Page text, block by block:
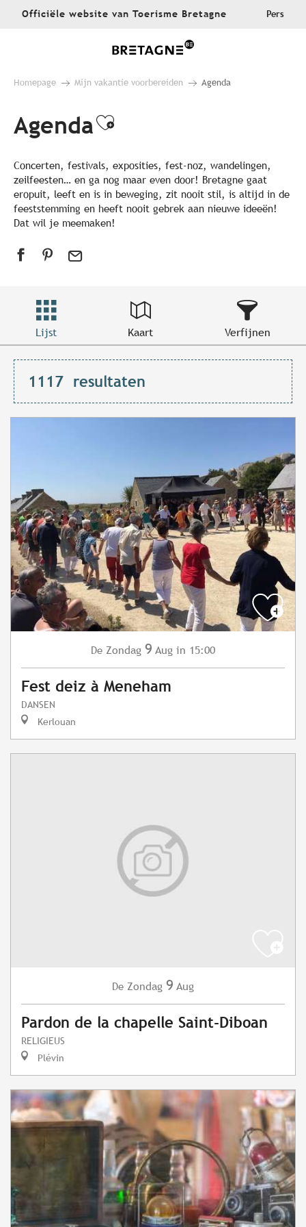
AllerOfficiële website van Toerisme Bretagne Pers
Homepage Mijn vakantie voorbereiden Agenda
AgendaAjouter aux favoris
Concerten, festivals, exposities, fest-noz, wandelingen,
zeilfeesten… en ga nog maar even door! Bretagne gaat
eropuit, leeft en is in beweging, zit nooit stil, is altijd in de
feeststemming en heeft nooit gebrek aan nieuwe ideeën!
Dat wil je meemaken!
Lijst Kaart Verfijnen
1117 resultaten
De Zondag 9 Aug in 15:00
Fest deiz à Meneham
DANSEN
Kerlouan
De Zondag 9 Aug
Pardon de la chapelle Saint-Diboan
RELIGIEUS
Plévin